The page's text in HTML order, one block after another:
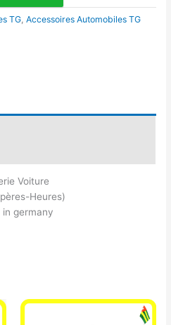
TG ,Accessoires Automobiles TG
Voiture
Heures)
germany